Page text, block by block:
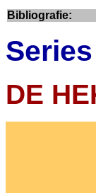
Bibliografie:
Series
DE